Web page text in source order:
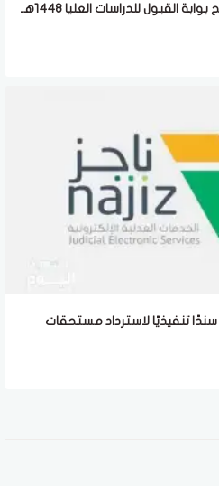
للدراسات العليا 1448هـ
تنفيذيًا لاسترداد مستحقات